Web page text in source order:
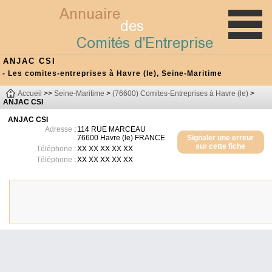
ANJAC CSI
- Les comites-entreprises à Havre (le), Seine-Maritime
Accueil >> Seine-Maritime > (76600) Comites-Entreprises à Havre (le) >
ANJAC CSI
ANJAC CSI
Signaler une erreur
sur cette fiche
Adresse : 114 RUE MARCEAU
76600 Havre (le) FRANCE
Téléphone :XX XX XX XX XX
Téléphone :XX XX XX XX XX